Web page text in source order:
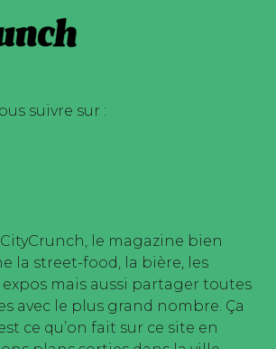
• Tous droits
Onda Web •
suivre sur :
le magazine bien
la street-food, la bière, les
mais aussi partager toutes
avec le plus grand nombre. Ça
ce qu’on fait sur ce site en